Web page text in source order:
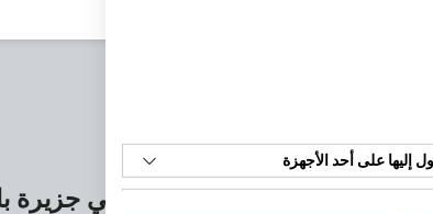
أفضل أشهر الغوص في جزيرة
إليها على أحد الأجهزة